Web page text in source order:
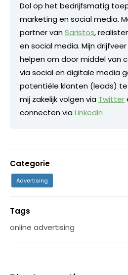
Dol op het bedrijfsmatig
marketing en social media.
partner vanSaristos,
en social media. Mijn
helpen om door middel van
via social en digitale media
potentiële klanten (leads) te
mij zakelijk volgen via Twitter
connecten viaLinkedIn
Categorie
Advertising
Tags
online advertising